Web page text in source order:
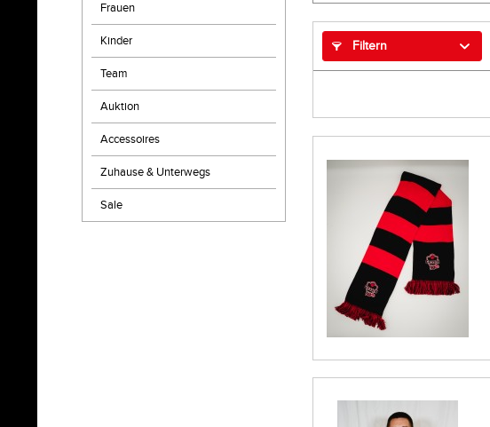
Frauen
Kinder
Team
Auktion
Accessoires
Zuhause & Unterwegs
Sale
Filtern